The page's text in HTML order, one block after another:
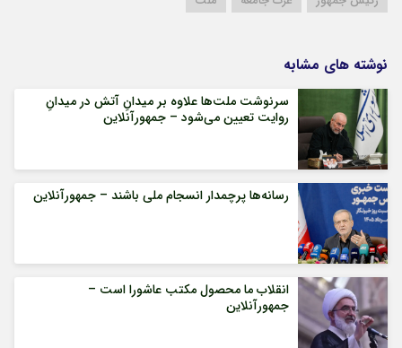
نوشته های مشابه
سرنوشت ملت‌ها علاوه بر میدانِ آتش در میدانِ
روایت تعیین می‌شود – جمهورآنلاین
رسانه‌ها پرچمدار انسجام ملی باشند – جمهورآنلاین
انقلاب ما محصول مکتب عاشورا است –
جمهورآنلاین